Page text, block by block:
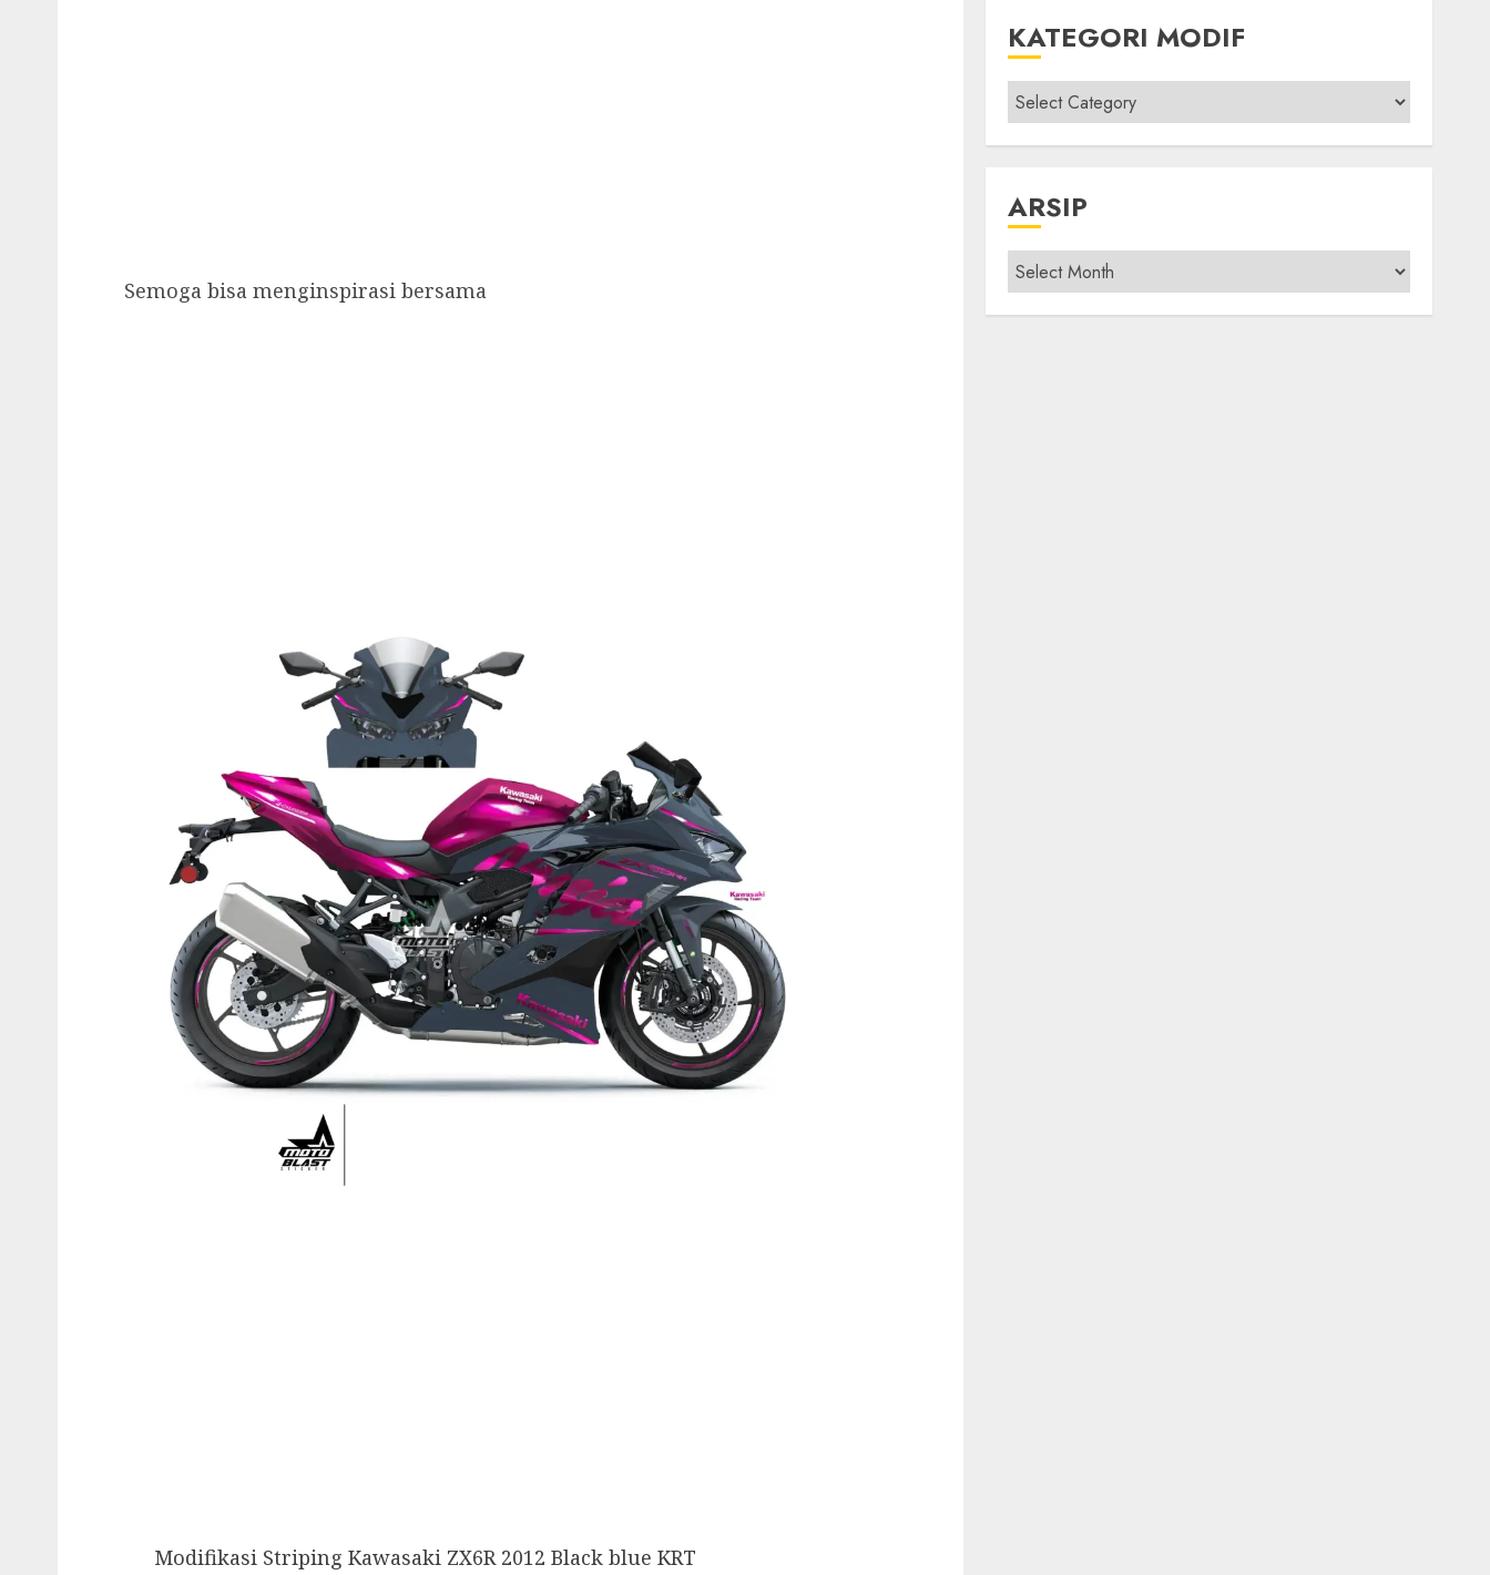
Semoga bisa menginspirasi bersama
Modifikasi Striping Kawasaki ZX6R 2012 Black blue KRT
KATEGORI MODIF
Kategori
modif
ARSIP
Arsip